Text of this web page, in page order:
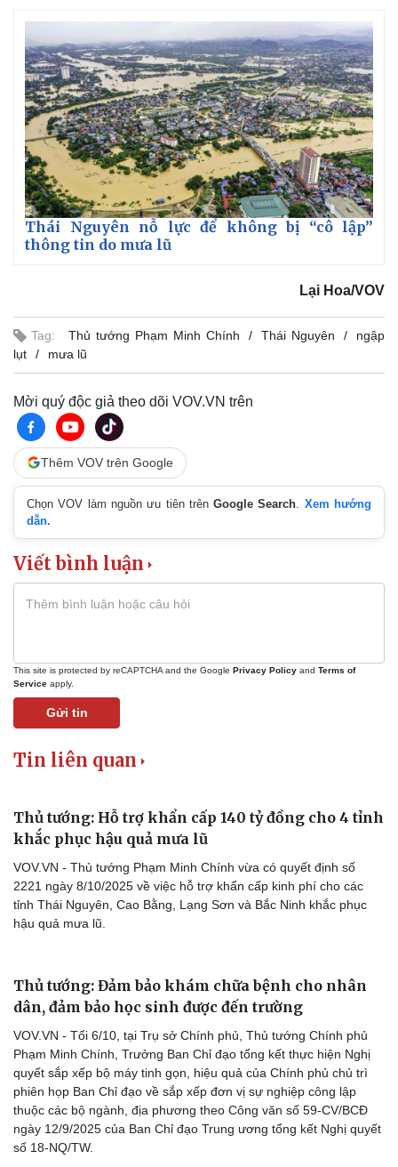
Thể thao
Bóng đá
Hậu trường
Ô tô - Xe máy
Thái Nguyên nỗ lực để không bị “cô lập”
thông tin do mưa lũ
Lại Hoa/VOV
Tag: Thủ tướng Phạm Minh Chính Thái Nguyên
ngập
lụt
mưa lũ
Mời quý độc giả theo dõi VOV.VN trên
Thêm VOV trên Google
Chọn VOV làm nguồn ưu tiên trênGoogle Search
Xem hướng
dẫn.
Viết bình luận
This site is protected by reCAPTCHA and the Google Privacy Policy and Terms of
Service apply.
Gửi tin
Tin liên quan
Thủ tướng: Hỗ trợ khẩn cấp 140 tỷ đồng cho 4 tỉnh
khắc phục hậu quả mưa lũ
VOV.VN - Thủ tướng Phạm Minh Chính vừa có quyết định số
2221 ngày 8/10/2025 về việc hỗ trợ khẩn cấp kinh phí cho các
tỉnh Thái Nguyên, Cao Bằng, Lạng Sơn và Bắc Ninh khắc phục
hậu quả mưa lũ.
Thủ tướng: Đảm bảo khám chữa bệnh cho nhân
dân, đảm bảo học sinh được đến trường
VOV.VN - Tối 6/10, tại Trụ sở Chính phủ, Thủ tướng Chính phủ
Phạm Minh Chính, Trưởng Ban Chỉ đạo tổng kết thực hiện Nghị
quyết sắp xếp bộ máy tinh gọn, hiệu quả của Chính phủ chủ trì
phiên họp Ban Chỉ đạo về sắp xếp đơn vị sự nghiệp công lập
thuộc các bộ ngành, địa phương theo Công văn số 59-CV/BCĐ
ngày 12/9/2025 của Ban Chỉ đạo Trung ương tổng kết Nghị quyết
số 18-NQ/TW.